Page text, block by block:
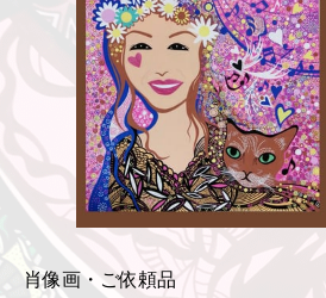
肖像画・ご依頼品